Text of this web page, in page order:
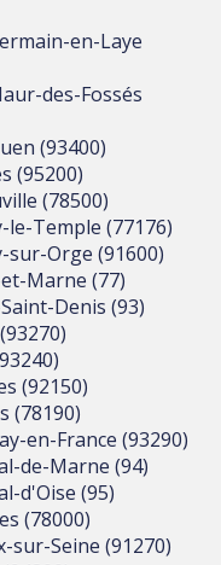
en-Laye
des-Fossés
(93400)
(95200)
(78500)
le-Temple (77176)
sur-Orge (91600)
Marne (77)
Denis (93)
(92150)
(78190)
en-France (93290)
de-Marne (94)
d'Oise (95)
(78000)
sur-Seine (91270)